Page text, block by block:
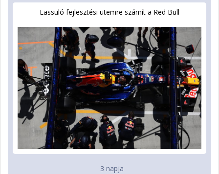
Lassuló fejlesztési ütemre számít a Red Bull
3 napja